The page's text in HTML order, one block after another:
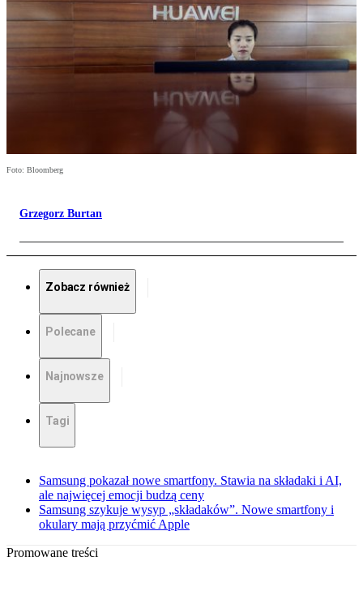
Foto: Bloomberg
Grzegorz Burtan
Zobacz również
Polecane
Najnowsze
Tagi
Samsung pokazał nowe smartfony. Stawia na składaki i AI,
ale najwięcej emocji budzą ceny
Samsung szykuje wysyp „składaków”. Nowe smartfony i
okulary mają przyćmić Apple
Promowane treści